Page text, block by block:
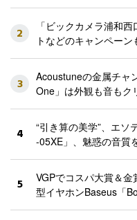
2
「ビックカメラ浦和
トなどのキャンペーン
3
Acoustuneの金属チャ
One」は外観も音もク
4
“引き算の美学”、エソ
-05XE」、魅惑の音質
5
VGPでコスパ大賞＆
型イヤホンBaseus「